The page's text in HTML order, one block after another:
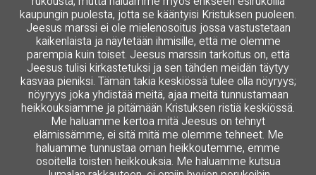
kaupungin puolesta, jotta se kääntyisi Kristuksen puoleen.
Jeesus marssi ei ole mielenosoitus jossa vastustetaan
kaikenlaista ja näytetään ihmisille, että me olemme
parempia kuin toiset. Jeesus marssin tarkoitus on, että
Jeesus tulisi kirkastetuksi ja sen tähden meidän täytyy
kasvaa pieniksi. Tämän takia keskiössä tulee olla nöyryys;
nöyryys joka yhdistää meitä, ajaa meitä tunnustamaan
heikkouksiamme ja pitämään Kristuksen ristiä keskiössä.
Me haluamme kertoa mitä Jeesus on tehnyt
elämissämme, ei sitä mitä me olemme tehneet. Me
haluamme tunnustaa oman heikkoutemme, emme
osoitella toisten heikkouksia. Me haluamme kutsua